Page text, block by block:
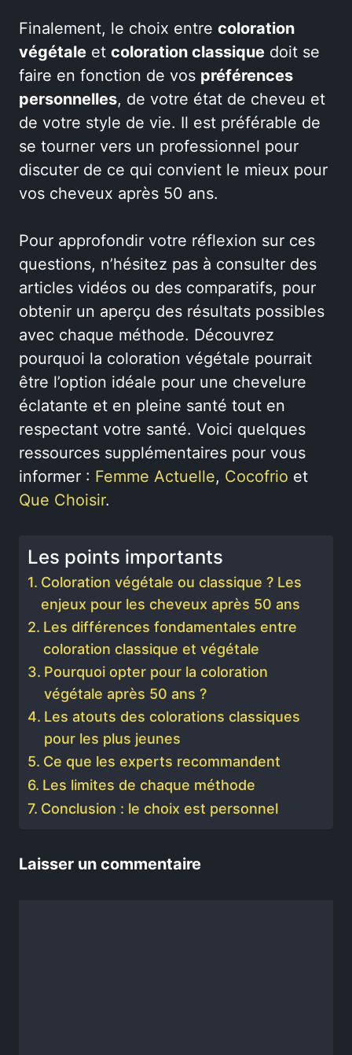
Finalement, le choix entre coloration
végétale et coloration classique doit se
faire en fonction de vos préférences
personnelles, de votre état de cheveu et
de votre style de vie. Il est préférable de
se tourner vers un professionnel pour
discuter de ce qui convient le mieux pour
vos cheveux après 50 ans.
Pour approfondir votre réflexion sur ces
questions, n’hésitez pas à consulter des
articles vidéos ou des comparatifs, pour
obtenir un aperçu des résultats possibles
avec chaque méthode. Découvrez
pourquoi la coloration végétale pourrait
être l’option idéale pour une chevelure
éclatante et en pleine santé tout en
respectant votre santé. Voici quelques
ressources supplémentaires pour vous
informer : Femme Actuelle, Cocofrio et
Que Choisir.
Les points importants
Coloration végétale ou classique ? Les
enjeux pour les cheveux après 50 ans
Les différences fondamentales entre
coloration classique et végétale
Pourquoi opter pour la coloration
végétale après 50 ans ?
Les atouts des colorations classiques
pour les plus jeunes
Ce que les experts recommandent
Les limites de chaque méthode
Conclusion : le choix est personnel
Laisser un commentaire